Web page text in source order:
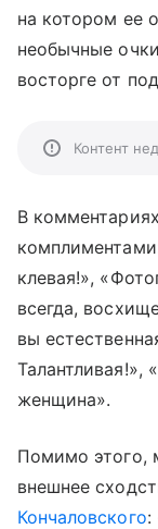
на котором ее
необычные
восторге от
Контент
В
клевая!»,
всегда,
вы
Талантливая!»,
женщина».
Помимо этого,
внешнее
Кончаловского: